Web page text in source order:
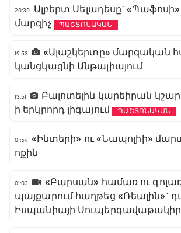
20:30
Ալբերտ Սելադեսը`
մարզիչ
ՊԱՇՏՈՆԱԿԱՆ
19:53
«Ալաշկերտը» մարզական
կանցկացնի Անթալիայում
13:51
Բալոտելին կարեիրան
ի երկրորդ լիգայում
ՊԱՇՏՈՆԱԿԱՆ
01:54 «Ինտերի» ու «Նապոլիի»
ոքին
01:03
«Բարսան» համառ ու
պայքարում հաղթեց «Ռեալին»`
Իսպանիայի Սուպերգավաթակիր